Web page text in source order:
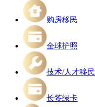
购房移民
全球护照
技术/人才移民
长签绿卡